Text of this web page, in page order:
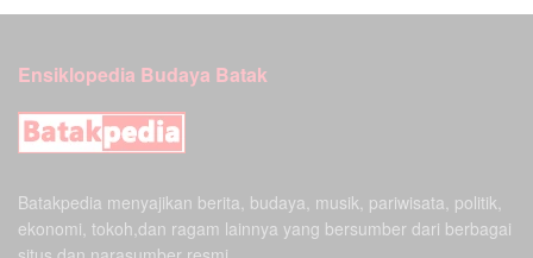
Ensiklopedia Budaya Batak
Batakpedia menyajikan berita, budaya, musik, pariwisata, politik,
ekonomi, tokoh,dan ragam lainnya yang bersumber dari berbagai